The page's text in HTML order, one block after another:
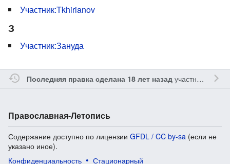
Участник:Tkhirianov
З
Участник:Зануда
Последняя правка сделана 18 лет назадучастником
Православная-Летопись
Содержание доступно по лицензии GFDL / CC by-sa (если не
указано иное).
Конфиденциальность
Стационарный